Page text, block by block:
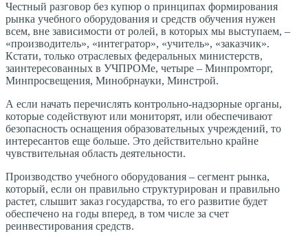
Честный разговор без купюр о принципах формирования
рынка учебного оборудования и средств обучения нужен
всем, вне зависимости от ролей, в которых мы выступаем, –
«производитель», «интегратор», «учитель», «заказчик».
Кстати, только отраслевых федеральных министерств,
заинтересованных в УЧПРОМе, четыре – Минпромторг,
Минпросвещения, Минобрнауки, Минстрой.
А если начать перечислять контрольно-надзорные органы,
которые содействуют или мониторят, или обеспечивают
безопасность оснащения образовательных учреждений, то
интересантов еще больше. Это действительно крайне
чувствительная область деятельности.
Производство учебного оборудования – сегмент рынка,
который, если он правильно структурирован и правильно
растет, слышит заказ государства, то его развитие будет
обеспечено на годы вперед, в том числе за счет
реинвестирования средств.